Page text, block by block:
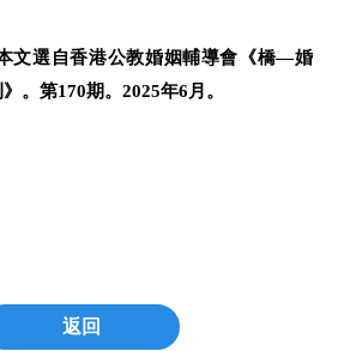
文選自香港公教婚姻輔導會《橋—婚
。第170期。2025年6月 。
返回